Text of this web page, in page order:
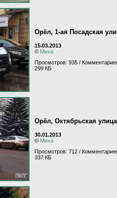
Орёл, 1-ая Посадская
15.03.2013
© Миха
Просмотров: 935 /
299 КБ
Орёл, Октябрьская улица
30.01.2013
© Миха
Просмотров: 712 /
337 КБ